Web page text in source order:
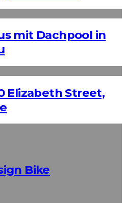
mit Dachpool in
Elizabeth Street,
Bike